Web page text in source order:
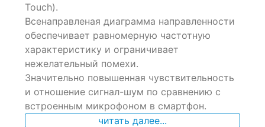
ratings
Touch).
Всенаправленая диаграмма направленности
обеспечивает равномерную частотную
характеристику и ограничивает
нежелательный помехи.
Значительно повышенная чувствительность
и отношение сигнал-шум по сравнению с
встроенным микрофоном в смартфон.
читать далее...